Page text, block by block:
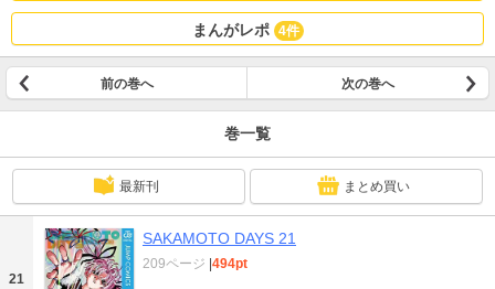
まんがレポ 4件
前の巻へ 次の巻へ
巻一覧
最新刊 まとめ買い
21
SAKAMOTO DAYS 21
209ページ 494pt